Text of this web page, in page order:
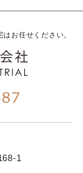
お任せください。
1